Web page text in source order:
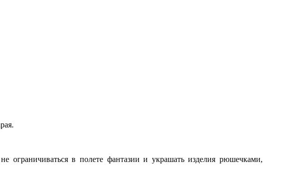
ограничиваться в полете фантазии и украшать изделия рюшечками,